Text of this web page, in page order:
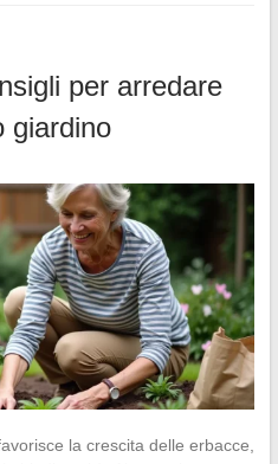
per arredare
giardino
la crescita delle erbacce,